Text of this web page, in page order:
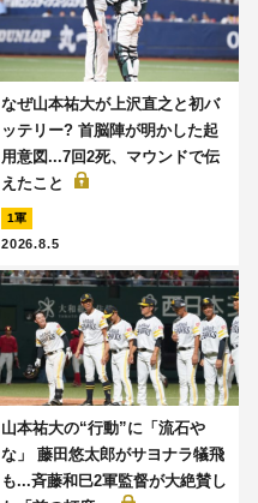
なぜ山本祐大が上沢直之と初バ
ッテリー? 首脳陣が明かした起
用意図...7回2死、マウンドで伝
えたこと
1軍
2026.8.5
山本祐大の“行動”に「流石や
な」 藤田悠太郎がサヨナラ犠飛
も...斉藤和巳2軍監督が大絶賛し